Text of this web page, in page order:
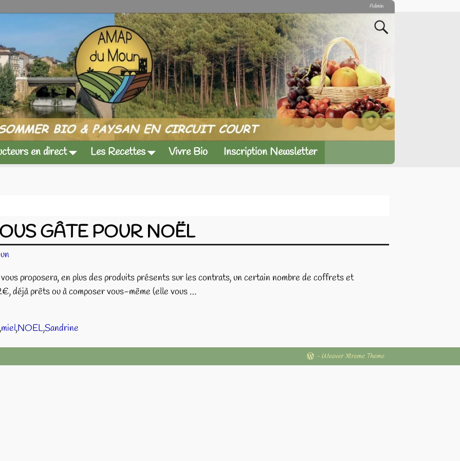
Admin
en direct Les Recettes Vivre Bio Inscription Newsletter
GÂTE POUR NOËL
proposera, en plus des produits présents sur les contrats, un certain nombre de coffrets et
déjà prêts ou à composer vous-même (elle vous …
miel,NOEL,Sandrine
- Weaver Xtreme Theme